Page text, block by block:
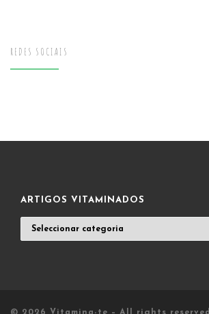
REDES SOCIAIS
ARTIGOS VITAMINADOS
VITAMINADOS